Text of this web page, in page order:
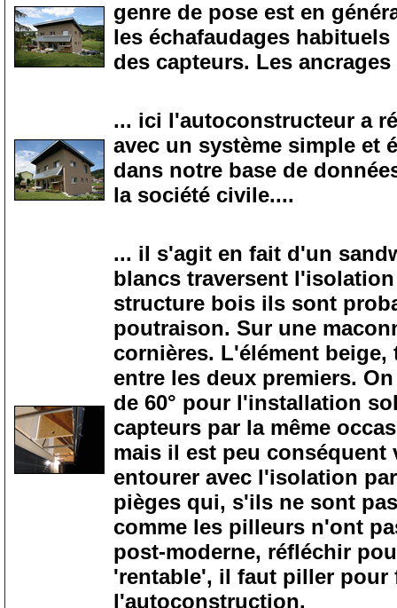
genre de pose est en
les échafaudages
des capteurs. Les
... ici l'autoconstructeur a
avec un système simple et
dans notre base de
la société civile....
... il s'agit en fait d'un
blancs traversent
structure bois ils sont
poutraison. Sur une
cornières. L'élément
entre les deux premiers.
de 60° pour l'installation
capteurs par la même
mais il est peu
entourer avec l'isolation
pièges qui, s'ils ne sont
comme les pilleurs n'ont
post-moderne, réfléchir
'rentable', il faut piller pour
l'autoconstruction.